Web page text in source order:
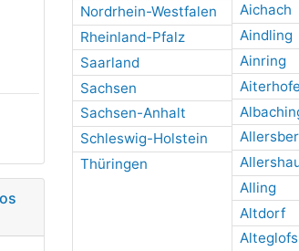
Nordrhein-Westfalen
Rheinland-Pfalz
Saarland
Sachsen
Sachsen-Anhalt
Schleswig-Holstein
Thüringen
Aichach
Aindling
Ainring
Alling
Altdorf